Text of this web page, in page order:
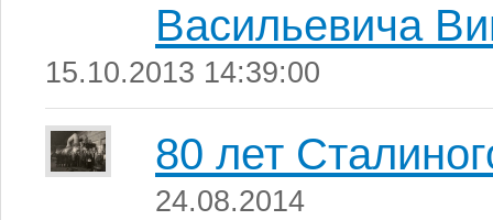
Васильевича
15.10.2013 14:39:00
80 лет
24.08.2014